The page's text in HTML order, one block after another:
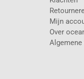
Mijn
Over